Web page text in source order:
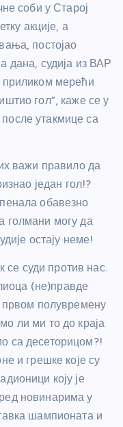
соби у Старој
акције, а
постојао
дана, судија из ВАР
мерећи
гол”, каже се у
утакмице са
важи правило да
један гол!?
обавезно
голмани могу да
остају неме!
се суди против нас.
(не)правде
првом полувремену
ли ми то до краја
са десеторицом?!
и грешке које су
коју је
новинарима у
шампионата и